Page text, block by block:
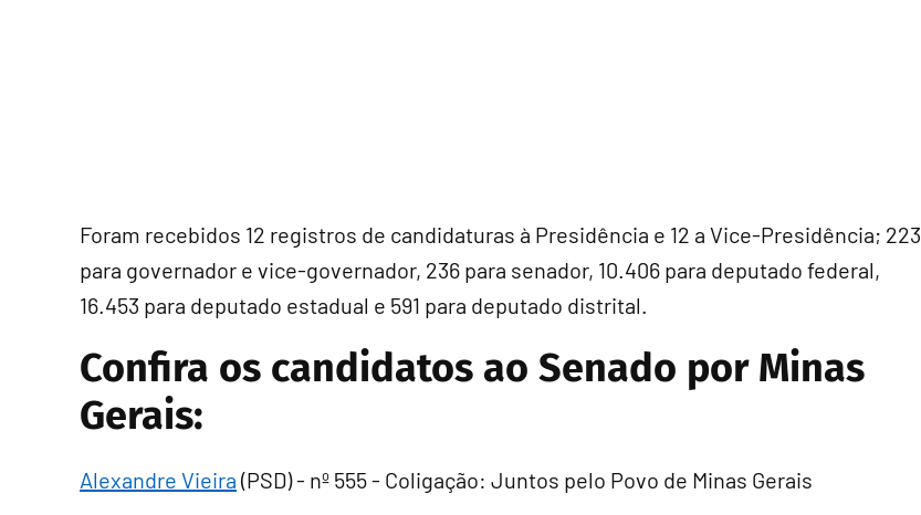
Foram recebidos 12 registros de candidaturas à Presidência e 12 a Vice-Presidência; 223
para governador e vice-governador, 236 para senador, 10.406 para deputado federal,
16.453 para deputado estadual e 591 para deputado distrital.
Confira os candidatos ao Senado por Minas
Gerais:
Alexandre Vieira (PSD) - nº 555 - Coligação: Juntos pelo Povo de Minas Gerais